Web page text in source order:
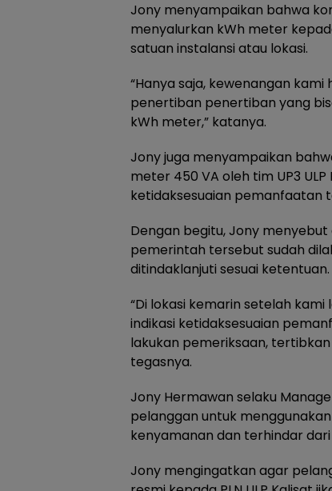
Jony menyampaikan bahwa
menyalurkan kWh meter
satuan instalansi atau lokasi.
“Hanya saja, kewenangan
penertiban penertiban yang
kWh meter,” katanya.
Jony juga menyampaikan
meter 450 VA oleh tim UP3
ketidaksesuaian pemanfaatan
Dengan begitu, Jony
pemerintah tersebut sudah
ditindaklanjuti sesuai ketentuan.
“Di lokasi kemarin setelah
indikasi ketidaksesuaian
lakukan pemeriksaan,
tegasnya.
Jony Hermawan selaku
pelanggan untuk
kenyamanan dan terhindar
Jony mengingatkan agar